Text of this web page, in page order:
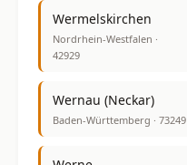
Wermelskirchen
Nordrhein-Westfalen ·
42929
Wernau (Neckar)
Baden-Württemberg · 73249